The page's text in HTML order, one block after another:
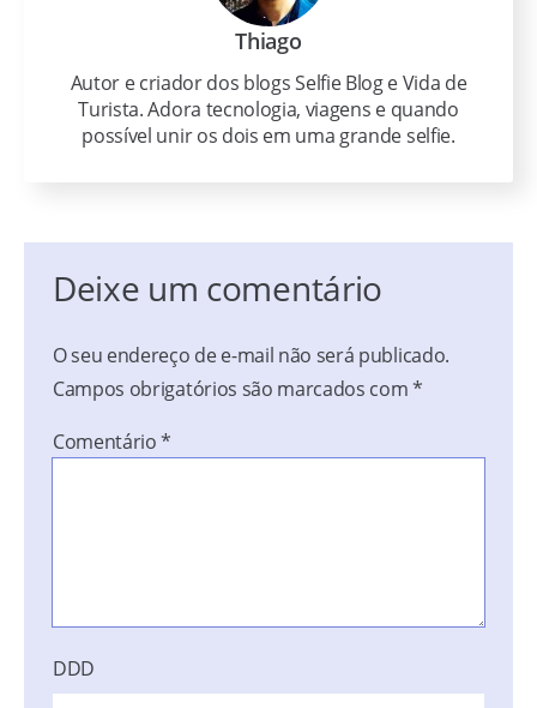
Thiago
Autor e criador dos blogs Selfie Blog e Vida de
Turista. Adora tecnologia, viagens e quando
possível unir os dois em uma grande selfie.
Deixe um comentário
O seu endereço de e-mail não será publicado.
Campos obrigatórios são marcados com*
Comentário*
DDD